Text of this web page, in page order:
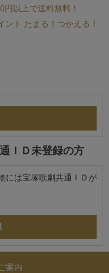
円以上で送料無料！
ント たまる！つかえる！
ＩＤ未登録の方
には宝塚歌劇共通ＩＤが
案内